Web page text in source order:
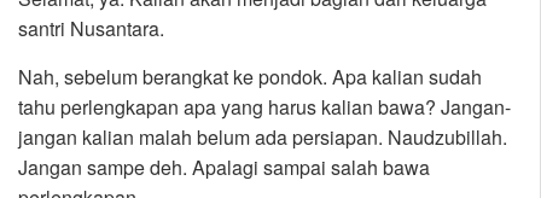
santri Nusantara.
Nah, sebelum berangkat ke pondok. Apa kalian sudah
tahu perlengkapan apa yang harus kalian bawa? Jangan-
jangan kalian malah belum ada persiapan. Naudzubillah.
Jangan sampe deh. Apalagi sampai salah bawa